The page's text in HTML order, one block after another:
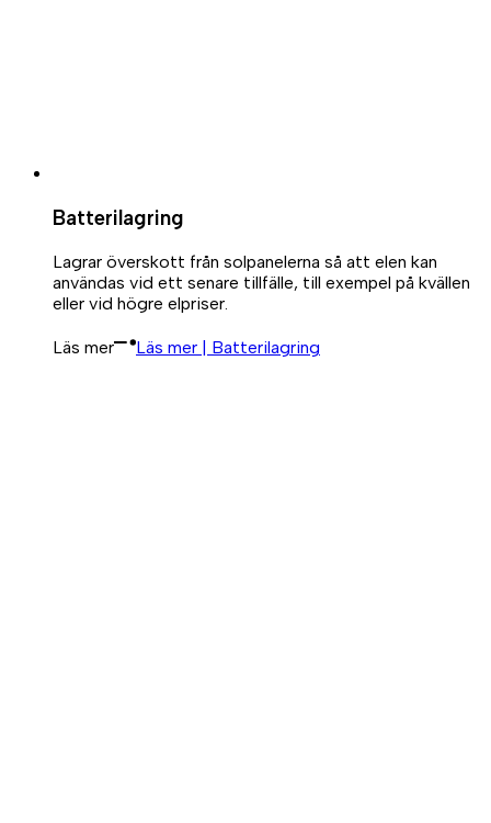
Batterilagring
Lagrar överskott från solpanelerna så att elen kan
användas vid ett senare tillfälle, till exempel på kvällen
eller vid högre elpriser.
Läs mer Läs mer | Batterilagring